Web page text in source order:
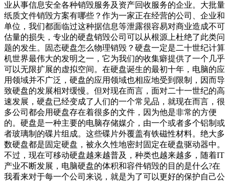
业从事信息安全各种销毁服务及资产回收服务的企业。大批量
纸质文件销毁方案有哪些？作为一家正在经营的公司、企业和
单位，我们都面临过这种据信息等泄露很容易对商业造成不可
估量的损失，专业的硬盘销毁公司可以从根源上杜绝了此类问
题的发生。固态硬盘怎么物理销毁？硬盘一定是二十世纪计算
机世界最伟大的发明之一，它为我们的收集癖提供了一个几乎
可以无限扩展的虚拟空间。在硬盘诞生的最初十年，电脑的应
用领域并不广泛，硬盘的应用领域也相应地受到限制，因而导
致硬盘的发展相对缓慢。但对现在而言，面对二十一世纪的高
速发展，硬盘已经变成了人们的一个常见品，就现在而言，很
多公司都会用硬盘存在着很多的文件，因为他是非常的方便
的。硬盘是一种主要的电脑存储媒介，由一个或者多个铝制或
者玻璃制的碟片组成。这些碟片外覆盖有铁磁性材料。绝大多
数硬盘都是固定硬盘，被永久性地密封固定在硬盘驱动器中。
不过，现在可移动硬盘越来越普及，种类也越来越多，随着IT
产业不断发展，电脑硬盘的体积和容件销毁的目的是什么?在
我看来对于每一个公司来说，就是为了可以更好的保护自己公